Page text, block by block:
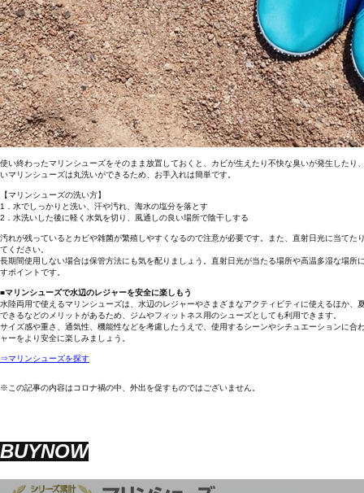
使い終わったマリンシューズをそのまま放置しておくと、カビが生えたり不快な臭いが発生した
いマリンシューズは丸洗いができるため、お手入れは簡単です。
【マリンシューズの洗い方】
1．水でしっかりと洗い、汗や汚れ、海水の塩分を落とす
2．水洗いした後に軽く水気を切り、風通しの良い場所で陰干しする
汚れが残っているとカビや雑菌が繁殖しやすくなるので注意が必要です。また、直射日光に当て
てください。
長期間使用しない場合は保管方法にも気を配りましょう。直射日光が当たる場所や高温多湿な場
すポイントです。
■マリンシューズで水辺のレジャーを安全に楽しもう
水陸両用で使えるマリンシューズは、水辺のレジャーやさまざまなアクティビティに使えるほか
できるなどのメリットがあるため、ジムやフィットネス用のシューズとしても利用できます。
サイズ感や重さ、通気性、機能性などを考慮したうえで、使用するシーンやシチュエーションに
ャーをより安全に楽しみましょう。
⇒マリンシューズを探す
※この記事の内容はコロナ禍の中、外出を促すものではございません。
BUYNOW